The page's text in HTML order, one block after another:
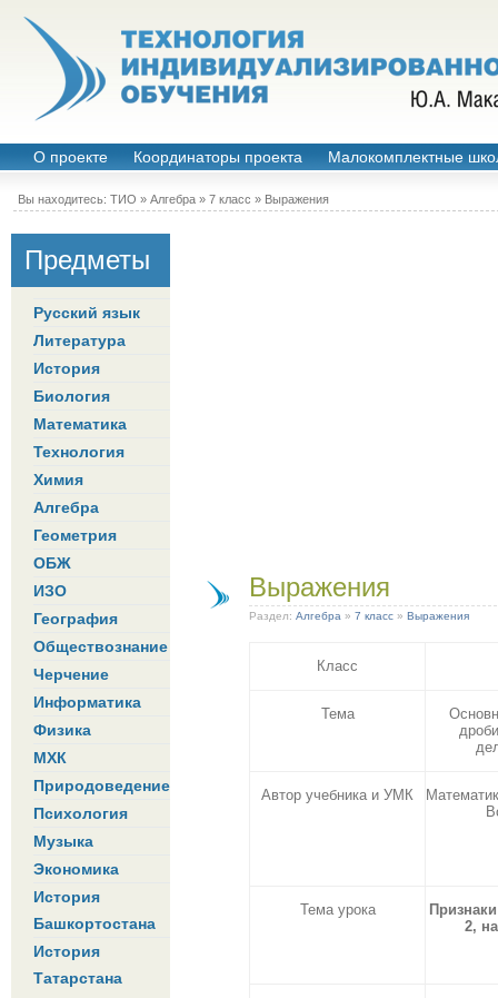
О проекте Координаторы проекта Малокомплектные
Вы находитесь: ТИО » Алгебра » 7 класс » Выражения
Предметы
Русский язык
Литература
История
Биология
Математика
Технология
Химия
Алгебра
Геометрия
ОБЖ
ИЗО
География
Обществознание
Черчение
Информатика
Физика
МХК
Природоведение
Психология
Музыка
Экономика
История
Башкортостана
История
Татарстана
Выражения
Раздел: Алгебра » 7 класс » Выражения
Класс
Тема
Автор учебника и УМК
Тема урока
2,